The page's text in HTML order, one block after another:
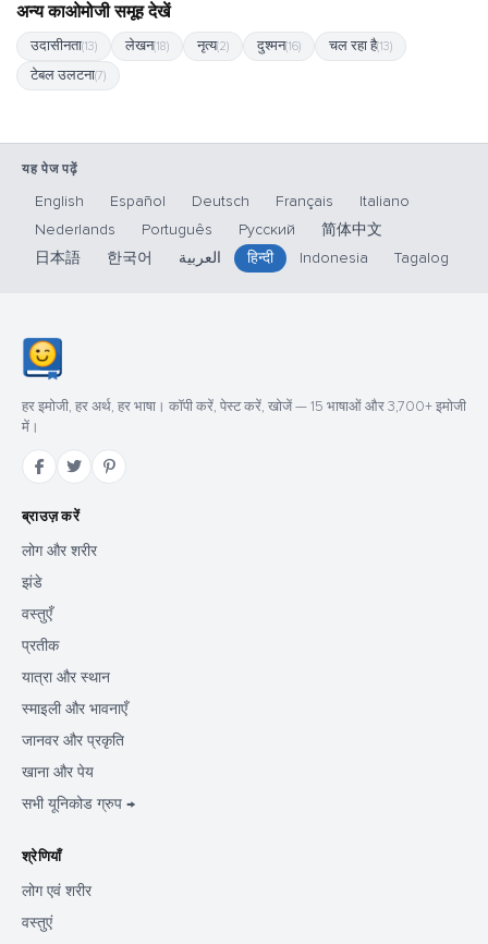
अन्य काओमोजी समूह देखें
उदासीनता(13) लेखन(18) नृत्य(2) दुश्मन(16) चल रहा है(13)
टेबल उलटना(7)
यह पेज पढ़ें
English Español Deutsch Français
Italiano
Nederlands
Português Русский
简体中文
日本語
한국어 العربية हिन्दी Indonesia Tagalog
हर इमोजी, हर अर्थ, हर भाषा। कॉपी करें, पेस्ट करें, खोजें — 15 भाषाओं और 3,700+ इमोजी
में।
ब्राउज़ करें
लोग और शरीर
झंडे
वस्तुएँ
प्रतीक
यात्रा और स्थान
स्माइली और भावनाएँ
जानवर और प्रकृति
खाना और पेय
सभी यूनिकोड ग्रुप →
श्रेणियाँ
लोग एवं शरीर
वस्तुएं